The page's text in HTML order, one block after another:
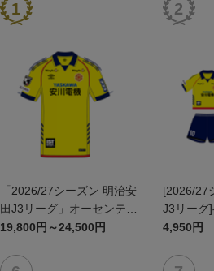
「2026/27シーズン 明治安
田J3リーグ」オーセンティ
ックユニフォームFP1st
19,800円～24,500円
[2026/27
J3リーグ]
ム上下セ
4,950円